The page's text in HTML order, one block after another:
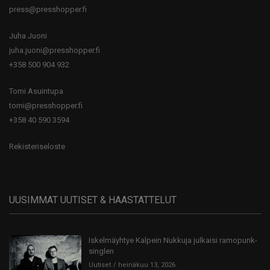
press@presshopper.fi
Juha Juoni
juha.juoni@presshopper.fi
+358 500 904 932
Tomi Asuintupa
tomi@presshopper.fi
+358 40 590 3594
Rekisteriseloste
UUSIMMAT UUTISET & HAASTATTELUT
Iskelmäyhtye Kalpein Nukkuja julkaisi ramopunk-
singlen
Uutiset heinäkuu 13, 2026